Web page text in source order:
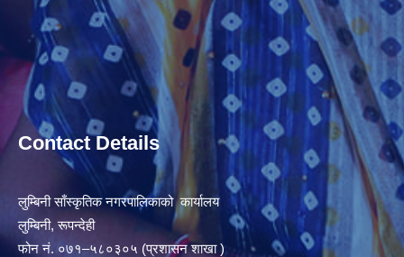
Contact Details
लुम्बिनी साँस्कृतिक नगरपालिकाको कार्यालय
लुम्बिनी, रूपन्देही
फोन नं. ०७१–५८०३०५ (प्रशासन शाखा )